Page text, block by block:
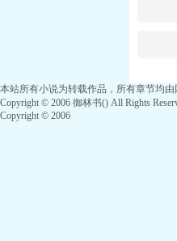
本站所有小说为转载作品，所有章节均
Copyright © 2006 御林书() All Rights
Copyright © 2006